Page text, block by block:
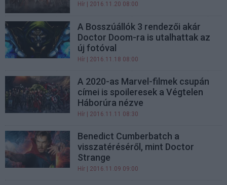
Hír | 2016.11.20 08:00
A Bosszúállók 3 rendezői akár
Doctor Doom-ra is utalhattak az
új fotóval
Hír | 2016.11.18 08:00
A 2020-as Marvel-filmek csupán
címei is spoileresek a Végtelen
Háborúra nézve
Hír | 2016.11.11 08:30
Benedict Cumberbatch a
visszatéréséről, mint Doctor
Strange
Hír | 2016.11.09 09:00